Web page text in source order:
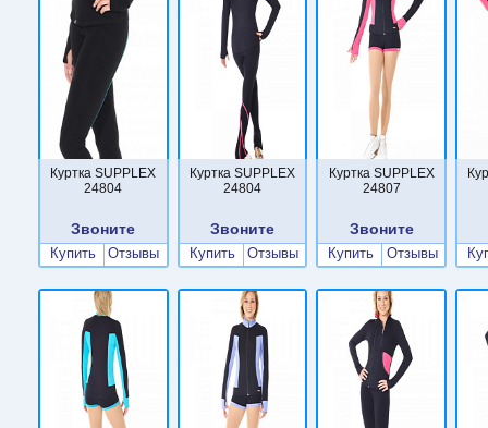
Куртка SUPPLEX
24804
Звоните
Купить Отзывы
Куртка SUPPLEX
24804
Звоните
Купить Отзывы
Куртка SUPPLEX
24807
Звоните
Купить Отзывы